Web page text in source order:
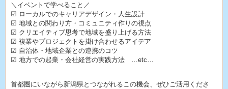
＼イベントで学べること／
☑ ローカルでのキャリアデザイン・人生設計
☑ 地域との関わり方・コミュニティ作りの視点
☑ クリエイティブ思考で地域を盛り上げる方法
☑ 複業やプロジェクトを掛け合わせるアイデア
☑ 自治体・地域企業との連携のコツ
☑ 地方での起業・会社経営の実践方法 …etc…
首都圏にいながら新潟県とつながれるこの機会、ぜひご活用くださ